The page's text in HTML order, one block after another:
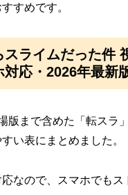
すめです。
スライムだった件
応・2026年最新版
版まで含めた「転スラ
い表にまとめました。
なので、スマホでもス